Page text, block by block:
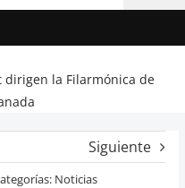
dirigen la Filarmónica de
Siguiente
Noticias